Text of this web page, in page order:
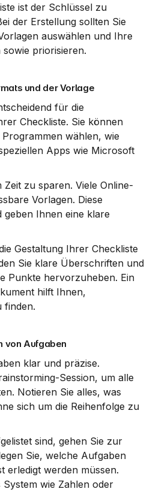
ist der Schlüssel zu
der Erstellung sollten Sie
auswählen und Ihre
priorisieren.
und der Vorlage
für die
Checkliste. Sie können
wählen, wie
Apps wie Microsoft
zu sparen. Viele Online-
Vorlagen. Diese
Ihnen eine klare
Gestaltung Ihrer Checkliste
Sie klare Überschriften und
Punkte hervorzuheben. Ein
hilft Ihnen,
finden.
von Aufgaben
klar und präzise.
Session, um alle
Notieren Sie alles, was
sich um die Reihenfolge zu
Sie, welche Aufgaben
erledigt werden müssen.
wie Zahlen oder